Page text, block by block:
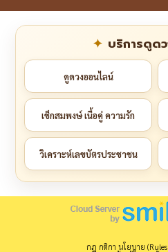
บริการดูด
ดูดวงออนไลน์
เช็กสมพงษ์ เนื้อคู่ ความรัก
วิเคราะห์เลขบัตรประชาชน
กฎ กติกา นโยบาย